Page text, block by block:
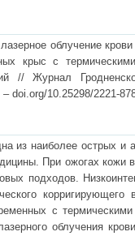
облучение
крыс с
Гродненского
10.25298/2221-
из наиболее острых и
При ожогах кожи
подходов.
корригирующего
с
облучения